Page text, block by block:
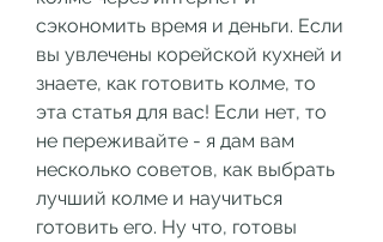
сэкономить время и деньги. Если
вы увлечены корейской кухней и
знаете, как готовить колме, то
эта статья для вас! Если нет, то
не переживайте - я дам вам
несколько советов, как выбрать
лучший колме и научиться
готовить его. Ну что, готовы